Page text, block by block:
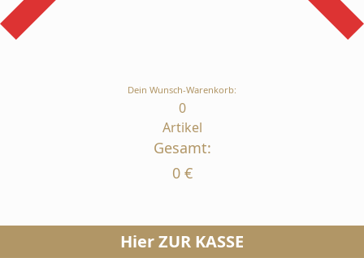
Dein Wunsch-Warenkorb:
0
Artikel
Gesamt:
0 €
Hier ZUR KASSE